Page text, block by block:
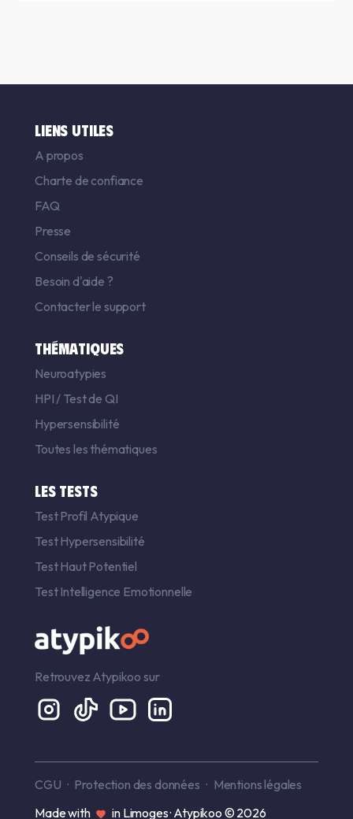
LIENS UTILES
A propos
Charte de confiance
FAQ
Presse
Conseils de sécurité
Besoin d'aide ?
Contacter le support
THÉMATIQUES
Neuroatypies
HPI / Test de QI
Hypersensibilité
Toutes les thématiques
LES TESTS
Test Profil Atypique
Test Hypersensibilité
Test Haut Potentiel
Test Intelligence Emotionnelle
Retrouvez Atypikoo sur
CGU Protection des données
Mentions légales
Made with
in Limoges · Atypikoo © 2026